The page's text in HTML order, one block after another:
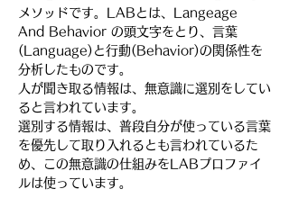
メソッドです。LABとは、Langeage
And Behavior の頭文字をとり、言葉
(Language)と行動(Behavior)の関係性を
分析したものです。
人が聞き取る情報は、無意識に選別をしてい
ると言われています。
選別する情報は、普段自分が使っている言葉
を優先して取り入れるとも言われているた
め、この無意識の仕組みをLABプロファイ
ルは使っています。